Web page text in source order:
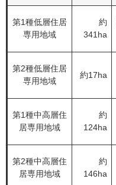
第1種低層住居
専用地域
約
341ha
第2種低層住居
専用地域
約17ha
第1種中高層住
居専用地域
約
124ha
第2種中高層住
居専用地域
約
146ha